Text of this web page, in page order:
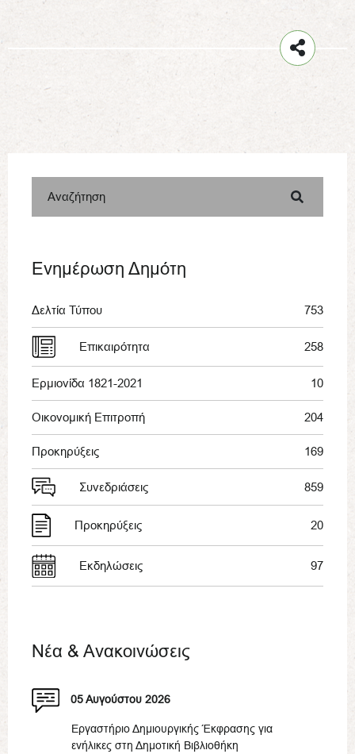
Αναζήτηση
Ενημέρωση Δημότη
Δελτία Τύπου 753
Επικαιρότητα 258
Ερμιονίδα 1821-2021 10
Οικονομική Επιτροπή 204
Προκηρύξεις 169
Συνεδριάσεις 859
Προκηρύξεις 20
Εκδηλώσεις 97
Νέα & Ανακοινώσεις
05 Αυγούστου 2026
Εργαστήριο Δημιουργικής Έκφρασης για
ενήλικες στη Δημοτική Βιβλιοθήκη